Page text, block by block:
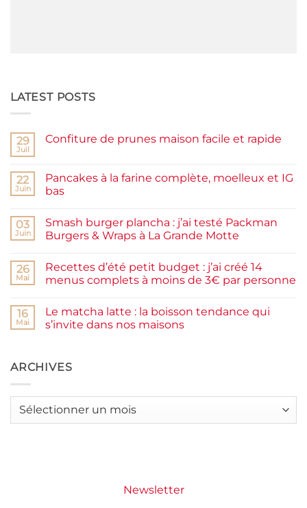
LATEST POSTS
29
Juil
Confiture de prunes maison facile et rapide
Confiture
de
prunes
et
rapide
22
Juin
Pancakes à la farine complète, moelleux et IG
bas
sur
Pancakes
à
complète,
moelleux
et
03
Juin
Smash burger plancha : j’ai testé Packman
Burgers & Wraps à La Grande Motte
sur
Smash
burger
testé
Packman
Burgers &
Grande
Motte
26
Mai
Recettes d’été petit budget : j’ai créé 14
menus complets à moins de 3€ par personne
sur
Recettes
d’été
j’ai
créé
à
16
Mai
Le matcha latte : la boisson tendance qui
s’invite dans nos maisons
Le
matcha
boisson
ARCHIVES
Archives
Newsletter